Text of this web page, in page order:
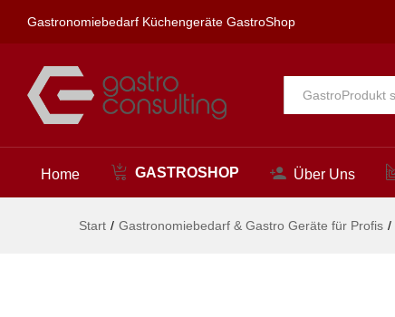
Gastronomiebedarf Küchengeräte GastroShop
Alle
Home GASTROSHOP Über Uns
Start / Gastronomiebedarf & Gastro Geräte für Profis /
Beschreibung